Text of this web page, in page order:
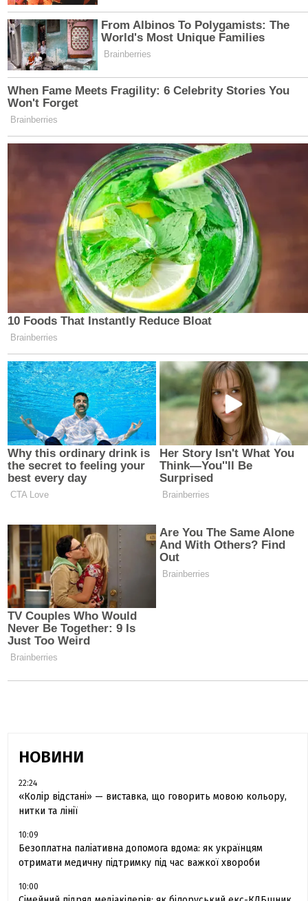
НОВИНИ
22:24
«Колір відстані» — виставка, що говорить мовою кольору,
нитки та лінії
10:09
Безоплатна паліативна допомога вдома: як українцям
отримати медичну підтримку під час важкої хвороби
10:00